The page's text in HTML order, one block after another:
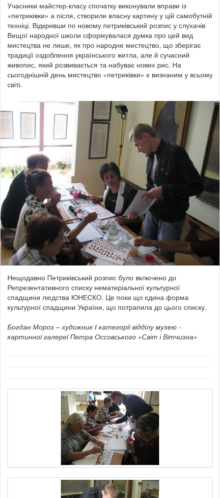
Учасники майстер-класу спочатку виконували вправи із
«петриківки» а після, створили власну картину у цій самобутній
техніці. Відкривши по новому петриківський розпис у слухачів
Вищої народної школи сформувалася думка про цей вид
мистецтва не лише, як про народне мистецтво, що зберігає
традиції оздоблення українського житла, але й сучасний
живопис, який розвивається та набуває нових рис. На
сьогоднішній день мистецтво «петриківки» є визнаним у всьому
світі.
Нещодавно Петриківський розпис було включено до
Репрезентативного списку нематеріальної культурної
спадщини людства ЮНЕСКО. Це поки що єдина форма
культурної спадщини України, що потрапила до цього списку.
Богдан Мороз – художник І категорії відділу музею -
картинної галереї Петра Оссовського «Світ і Вітчизна»